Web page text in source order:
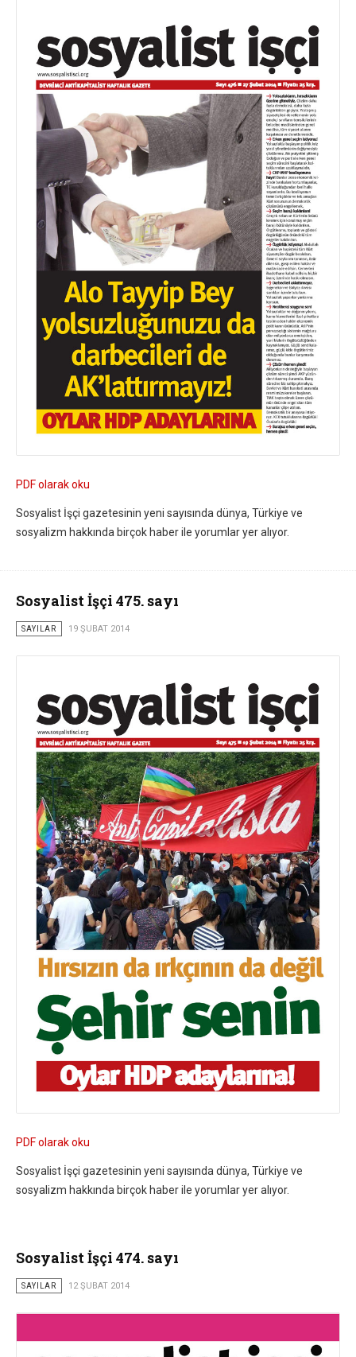
PDF olarak oku
Sosyalist İşçi gazetesinin yeni sayısında dünya, Türkiye ve
sosyalizm hakkında birçok haber ile yorumlar yer alıyor.
Sosyalist İşçi 475. sayı
SAYILAR 19 ŞUBAT 2014
PDF olarak oku
Sosyalist İşçi gazetesinin yeni sayısında dünya, Türkiye ve
sosyalizm hakkında birçok haber ile yorumlar yer alıyor.
Sosyalist İşçi 474. sayı
SAYILAR 12 ŞUBAT 2014